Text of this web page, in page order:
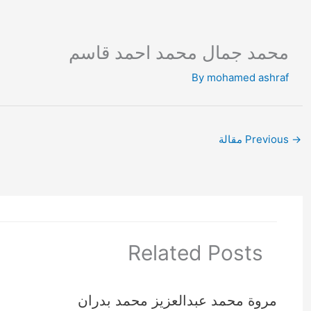
محمد جمال محمد احمد قاسم
By mohamed ashraf
→
Related Posts
مروة محمد عبدالعزيز محمد بدران